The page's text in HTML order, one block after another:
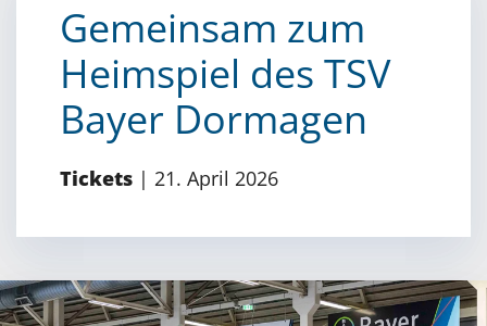
Gemeinsam zum
Heimspiel des TSV
Bayer Dormagen
Tickets | 21. April 2026